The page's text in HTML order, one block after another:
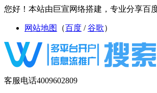
您好！本站由巨宣网络搭建，专业分享百
网站地图 （百度 /谷歌）
客服电话4009602809